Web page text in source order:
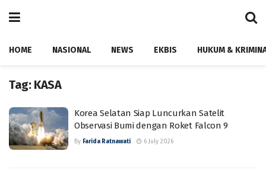
HOME NASIONAL NEWS EKBIS HUKUM &
Tag: KASA
Korea Selatan Siap Luncurkan Satelit
Observasi Bumi dengan Roket Falcon 9
By Farida Ratnawati 6 July 2026